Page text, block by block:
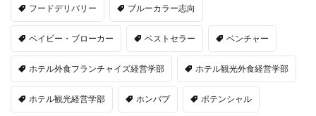
フードデリバリー ブルーカラー志向
ベイビー・ブローカー ベストセラー ベンチャー
ホテル外食フランチャイズ経営学部 ホテル観光外食経営学部
ホテル観光経営学部 ホンバプ ポテンシャル